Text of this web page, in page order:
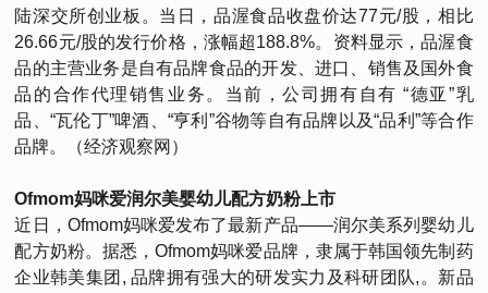
陆深交所创业板。当日，品渥食品收盘价达77元/股，相比
26.66元/股的发行价格，涨幅超188.8%。资料显示，品渥食
品的主营业务是自有品牌食品的开发、进口、销售及国外食
品的合作代理销售业务。当前，公司拥有自有 “德亚”乳
品、“瓦伦丁”啤酒、“亨利”谷物等自有品牌以及“品利”等合作
品牌。（经济观察网）
Ofmom妈咪爱润尔美婴幼儿配方奶粉上市
近日，Ofmom妈咪爱发布了最新产品——润尔美系列婴幼儿
配方奶粉。据悉，Ofmom妈咪爱品牌，隶属于韩国领先制药
企业韩美集团, 品牌拥有强大的研发实力及科研团队,。新品